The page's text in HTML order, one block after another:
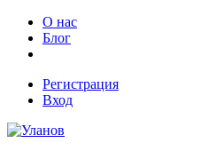
О нас
Блог
Регистрация
Вход